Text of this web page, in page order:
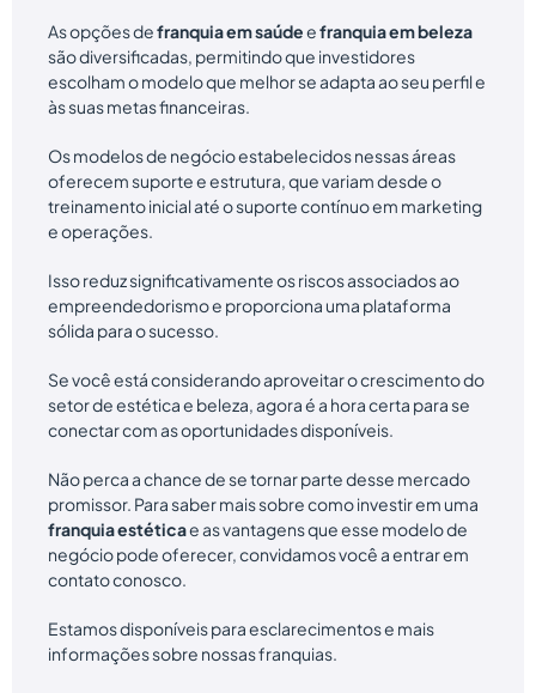
As opções defranquia em saúdeefranquia em beleza
são diversificadas, permitindo que investidores
escolham o modelo que melhor se adapta ao seu perfil e
às suas metas financeiras.
Os modelos de negócio estabelecidos nessas áreas
oferecem suporte e estrutura, que variam desde o
treinamento inicial até o suporte contínuo em marketing
e operações.
Isso reduz significativamente os riscos associados ao
empreendedorismo e proporciona uma plataforma
sólida para o sucesso.
Se você está considerando aproveitar o crescimento do
setor de estética e beleza, agora é a hora certa para se
conectar com as oportunidades disponíveis.
Não perca a chance de se tornar parte desse mercado
promissor. Para saber mais sobre como investir em uma
franquia estéticae as vantagens que esse modelo de
negócio pode oferecer, convidamos você a entrar em
contato conosco.
Estamos disponíveis para esclarecimentos e mais
informações sobre nossas franquias.